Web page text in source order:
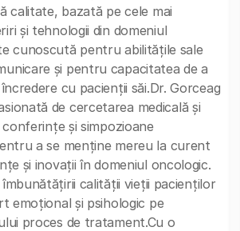
calitate, bazată pe cele mai
și tehnologii din domeniul
cunoscută pentru abilitățile sale
și pentru capacitatea de a
cu pacienții săi.Dr. Gorceag
de cercetarea medicală și
și simpozioane
a se menține mereu la curent
și inovații în domeniul oncologic.
îmbunătățirii calității vieții pacienților
emoțional și psihologic pe
proces de tratament.Cu o